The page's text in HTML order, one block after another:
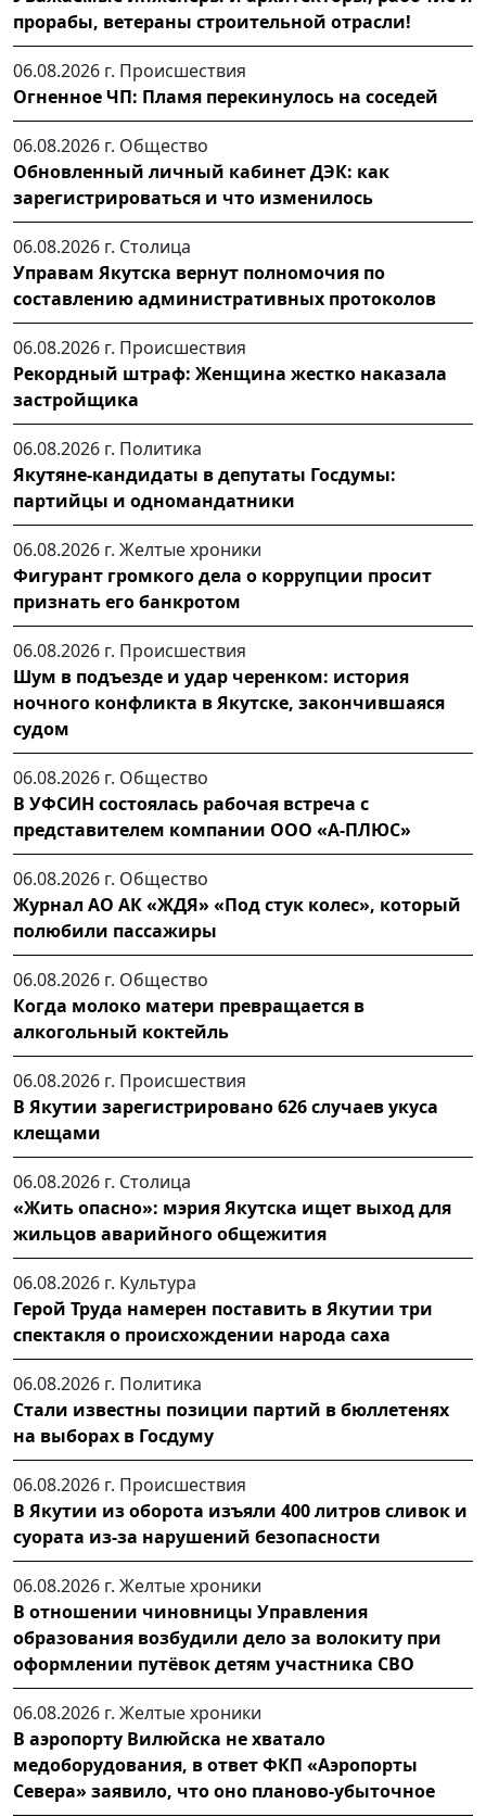
прорабы, ветераны строительной отрасли!
06.08.2026 г. Происшествия
Огненное ЧП: Пламя перекинулось на соседей
06.08.2026 г. Общество
Обновленный личный кабинет ДЭК: как
зарегистрироваться и что изменилось
06.08.2026 г. Столица
Управам Якутска вернут полномочия по
составлению административных протоколов
06.08.2026 г. Происшествия
Рекордный штраф: Женщина жестко наказала
застройщика
06.08.2026 г. Политика
Якутяне-кандидаты в депутаты Госдумы:
партийцы и одномандатники
06.08.2026 г. Желтые хроники
Фигурант громкого дела о коррупции просит
признать его банкротом
06.08.2026 г. Происшествия
Шум в подъезде и удар черенком: история
ночного конфликта в Якутске, закончившаяся
судом
06.08.2026 г. Общество
В УФСИН состоялась рабочая встреча с
представителем компании ООО «А-ПЛЮС»
06.08.2026 г. Общество
Журнал АО АК «ЖДЯ» «Под стук колес», который
полюбили пассажиры
06.08.2026 г. Общество
Когда молоко матери превращается в
алкогольный коктейль
06.08.2026 г. Происшествия
В Якутии зарегистрировано 626 случаев укуса
клещами
06.08.2026 г. Столица
«Жить опасно»: мэрия Якутска ищет выход для
жильцов аварийного общежития
06.08.2026 г. Культура
Герой Труда намерен поставить в Якутии три
спектакля о происхождении народа саха
06.08.2026 г. Политика
Стали известны позиции партий в бюллетенях
на выборах в Госдуму
06.08.2026 г. Происшествия
В Якутии из оборота изъяли 400 литров сливок и
суората из-за нарушений безопасности
06.08.2026 г. Желтые хроники
В отношении чиновницы Управления
образования возбудили дело за волокиту при
оформлении путёвок детям участника СВО
06.08.2026 г. Желтые хроники
В аэропорту Вилюйска не хватало
медоборудования, в ответ ФКП «Аэропорты
Севера» заявило, что оно планово-убыточное